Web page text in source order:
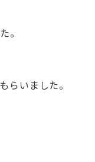
。
らいました。